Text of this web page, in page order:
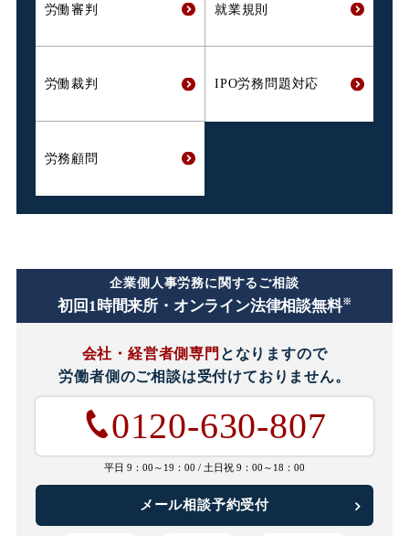
労働審判 就業規則
労働裁判 IPO労務問題対応
労務顧問
企業側人事労務に関するご相談
初回1時間来所・オンライン法律相談無料※
会社・経営者側専門 となりますので
労働者側のご相談は受付けておりません。
0120-630-807
平日 9：00～19：00 / 土日祝 9：00～18：00
メール相談予約受付